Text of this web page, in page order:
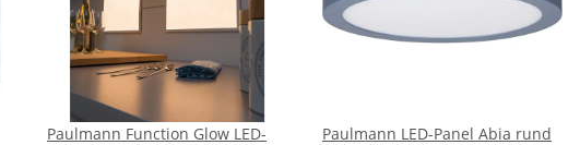
Paulmann Function Glow LED-
Paulmann LED-Panel Abia rund